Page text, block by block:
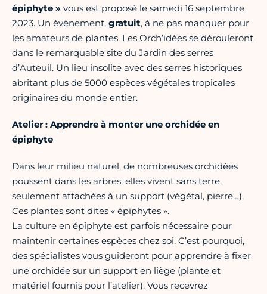
épiphyte » vous est proposé le samedi 16 septembre
2023. Un évènement, gratuit, à ne pas manquer pour
les amateurs de plantes. Les Orch’idées se dérouleront
dans le remarquable site du Jardin des serres
d’Auteuil. Un lieu insolite avec des serres historiques
abritant plus de 5000 espèces végétales tropicales
originaires du monde entier.
Atelier : Apprendre à monter une orchidée en
épiphyte
Dans leur milieu naturel, de nombreuses orchidées
poussent dans les arbres, elles vivent sans terre,
seulement attachées à un support (végétal, pierre…).
Ces plantes sont dites « épiphytes ».
La culture en épiphyte est parfois nécessaire pour
maintenir certaines espèces chez soi. C’est pourquoi,
des spécialistes vous guideront pour apprendre à fixer
une orchidée sur un support en liège (plante et
matériel fournis pour l’atelier). Vous recevrez